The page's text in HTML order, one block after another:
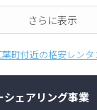
さらに表示
町付近の格安レン
シェアリング事業